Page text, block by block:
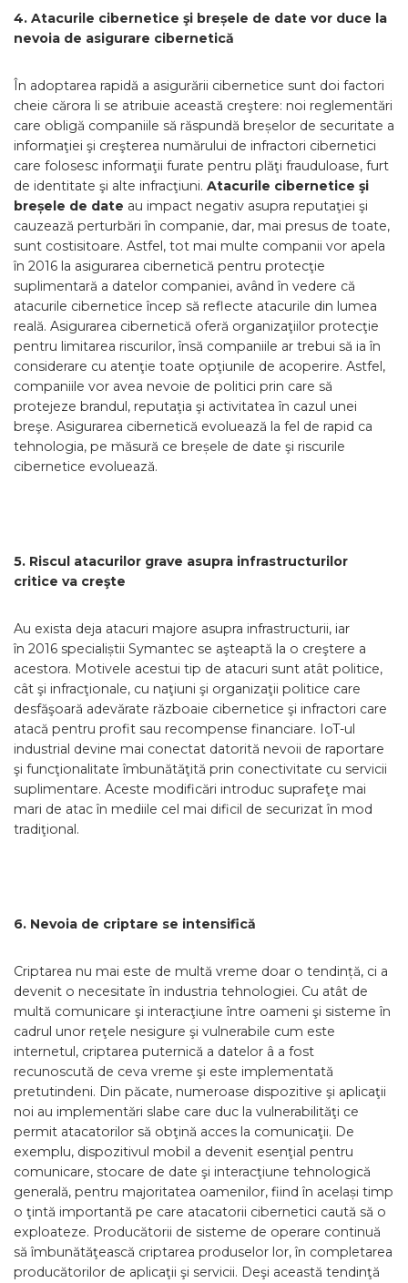
4. Atacurile cibernetice şi breșele de date vor duce la
nevoia de asigurare cibernetică
În adoptarea rapidă a asigurării cibernetice sunt doi factori
cheie cărora li se atribuie această creştere: noi reglementări
care obligă companiile să răspundă breșelor de securitate a
informaţiei şi creşterea numărului de infractori cibernetici
care folosesc informaţii furate pentru plăţi frauduloase, furt
de identitate şi alte infracţiuni. Atacurile cibernetice şi
breșele de date au impact negativ asupra reputaţiei şi
cauzează perturbări în companie, dar, mai presus de toate,
sunt costisitoare. Astfel, tot mai multe companii vor apela
în 2016 la asigurarea cibernetică pentru protecţie
suplimentară a datelor companiei, având în vedere că
atacurile cibernetice încep să reflecte atacurile din lumea
reală. Asigurarea cibernetică oferă organizaţiilor protecţie
pentru limitarea riscurilor, însă companiile ar trebui să ia în
considerare cu atenţie toate opţiunile de acoperire. Astfel,
companiile vor avea nevoie de politici prin care să
protejeze brandul, reputaţia şi activitatea în cazul unei
breşe. Asigurarea cibernetică evoluează la fel de rapid ca
tehnologia, pe măsură ce breșele de date şi riscurile
cibernetice evoluează.
5. Riscul atacurilor grave asupra infrastructurilor
critice va creşte
Au exista deja atacuri majore asupra infrastructurii, iar
în 2016 specialiștii Symantec se aşteaptă la o creştere a
acestora. Motivele acestui tip de atacuri sunt atât politice,
cât şi infracţionale, cu naţiuni şi organizaţii politice care
desfăşoară adevărate războaie cibernetice şi infractori care
atacă pentru profit sau recompense financiare. IoT-ul
industrial devine mai conectat datorită nevoii de raportare
şi funcţionalitate îmbunătăţită prin conectivitate cu servicii
suplimentare. Aceste modificări introduc suprafeţe mai
mari de atac în mediile cel mai dificil de securizat în mod
tradiţional.
6. Nevoia de criptare se intensifică
Criptarea nu mai este de multă vreme doar o tendință, ci a
devenit o necesitate în industria tehnologiei. Cu atât de
multă comunicare şi interacţiune între oameni şi sisteme în
cadrul unor reţele nesigure şi vulnerabile cum este
internetul, criptarea puternică a datelor â a fost
recunoscută de ceva vreme şi este implementată
pretutindeni. Din păcate, numeroase dispozitive şi aplicaţii
noi au implementări slabe care duc la vulnerabilităţi ce
permit atacatorilor să obţină acces la comunicaţii. De
exemplu, dispozitivul mobil a devenit esenţial pentru
comunicare, stocare de date şi interacţiune tehnologică
generală, pentru majoritatea oamenilor, fiind în același timp
o ţintă importantă pe care atacatorii cibernetici caută să o
exploateze. Producătorii de sisteme de operare continuă
să îmbunătăţească criptarea produselor lor, în completarea
producătorilor de aplicaţii şi servicii. Deşi această tendinţă